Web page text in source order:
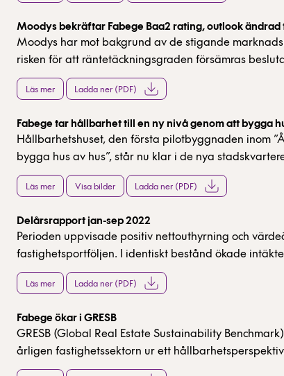
Moodys bekräftar Fabege Baa2 rating, outlook
Moodys har mot bakgrund av de stigande
risken för att räntetäckningsgraden försämras
outlook från stabil till negativ.
Läs mer Ladda ner (PDF)
Fabege tar hållbarhet till en ny nivå genom att bygga
Hållbarhetshuset, den första pilotbyggnaden inom
bygga hus av hus”, står nu klar i de nya
Norra i Arenastaden. Hållbarhetshuset består av ca
återbrukat material och är banbrytande i sitt slag.
projektverksamheten och bidra med ny kunskap inom
fastighetsbranschen.
Läs mer Visa bilder Ladda ner (PDF)
Delårsrapport jan-sep 2022
Perioden uppvisade positiv nettouthyrning och
fastighetsportföljen. I identiskt bestånd ökade
cirka 5 procent.
Läs mer Ladda ner (PDF)
Fabege ökar i GRESB
GRESB (Global Real Estate Sustainability
årligen fastighetssektorn ur ett
utvärdering ökade Fabege till 94 poäng av 100, vilket